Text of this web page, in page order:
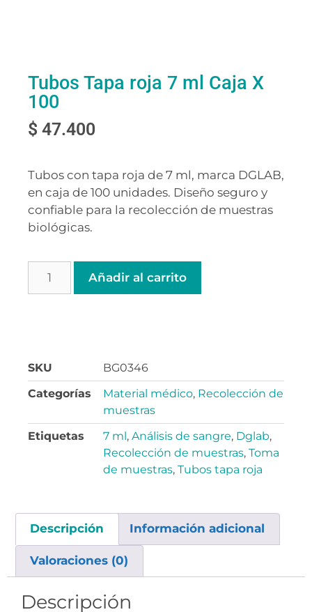
Tubos Tapa roja 7 ml Caja X
100
$ 47.400
Tubos con tapa roja de 7 ml, marca DGLAB,
en caja de 100 unidades. Diseño seguro y
confiable para la recolección de muestras
biológicas.
Añadir al carrito
SKU
BG0346
Categorías
Material médico, Recolección de
muestras
Etiquetas
7 ml, Análisis de sangre, Dglab,
Recolección de muestras, Toma
de muestras, Tubos tapa roja
Descripción Información adicional
Valoraciones (0)
Descripción